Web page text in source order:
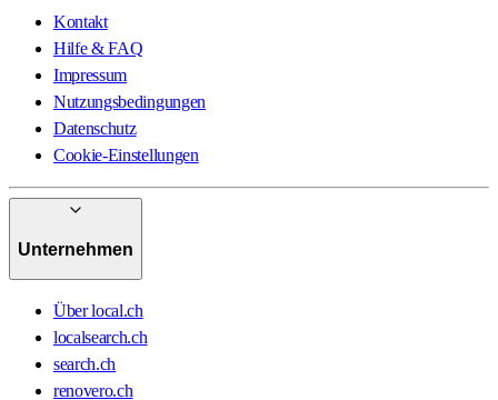
Kontakt
Hilfe & FAQ
Impressum
Nutzungsbedingungen
Datenschutz
Cookie-Einstellungen
Unternehmen
Über local.ch
localsearch.ch
search.ch
renovero.ch